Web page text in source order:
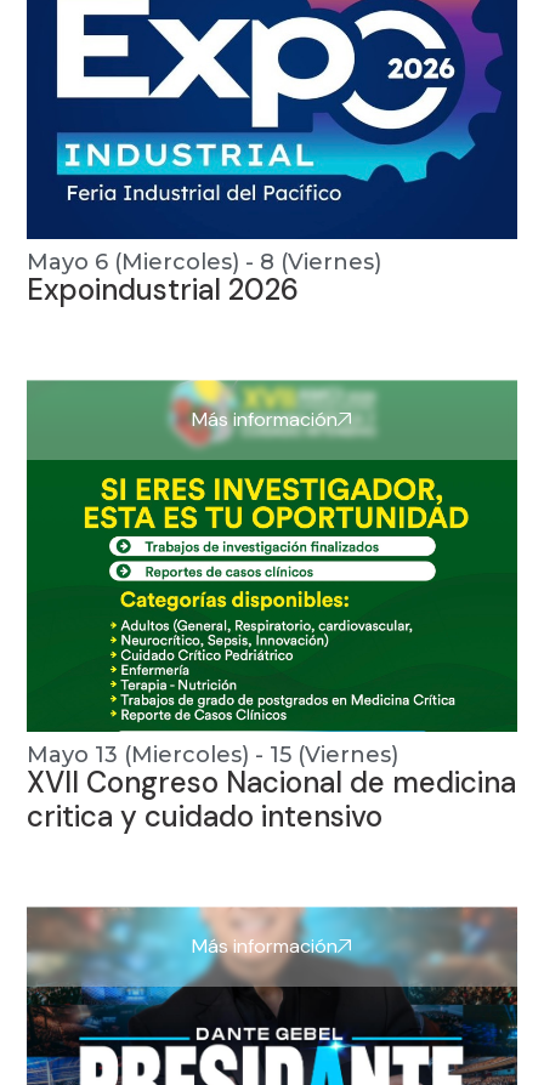
Mayo 6 (Miercoles) - 8 (Viernes)
Expoindustrial 2026
Más información
Mayo 13 (Miercoles) - 15 (Viernes)
XVII Congreso Nacional de medicina
critica y cuidado intensivo
Más información